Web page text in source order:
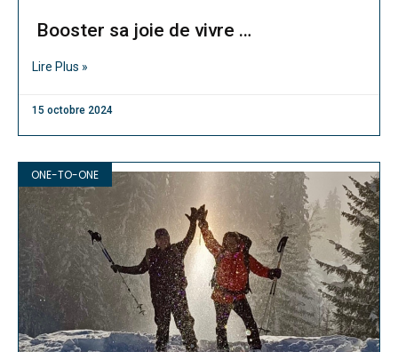
Booster sa joie de vivre …
Lire Plus »
15 octobre 2024
ONE-TO-ONE